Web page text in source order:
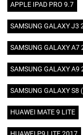
APPLE IPAD PRO 9.7
SAMSUNG GALAXY J3
SAMSUNG GALAXY
SAMSUNG GALAXY
SAMSUNG GALAXY S8
HUAWEI MATE 9 LITE